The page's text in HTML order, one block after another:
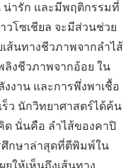
ารัก และมีพฤติกรรมที่
วโซเชียล จะมีส่วนช่วย
ส้นทางชีวภาพจากลำไส้
ลิงชีวภาพจากอ้อย ใน
งาน และการพึ่งพาเชื้อ
ว นักวิทยาศาสตร์ได้ค้น
นั่นคือ ลำไส้ของคาปิ
ศึกษาล่าสุดที่ตีพิมพ์ใน